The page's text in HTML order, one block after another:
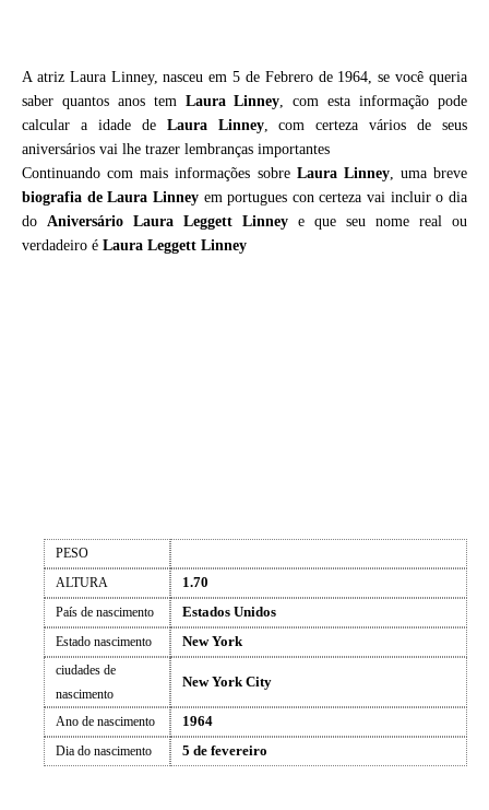
A atriz Laura Linney, nasceu em 5 de Febrero de 1964, se você queria
saber quantos anos tem Laura Linney, com esta informação pode
calcular a idade de Laura Linney, com certeza vários de seus
aniversários vai lhe trazer lembranças importantes
Continuando com mais informações sobre Laura Linney, uma breve
biografia deLaura Linneyem portugues con certeza vai incluir o dia
do Aniversário Laura Leggett Linney e que seu nome real ou
verdadeiro é Laura Leggett Linney
PESO
ALTURA
1.70
País de nascimento Estados Unidos
Estado nascimento New York
ciudades de
nascimento
New York City
Ano de nascimento 1964
Dia do nascimento 5 de fevereiro